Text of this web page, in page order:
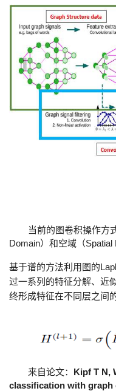
当前的图卷积操作方
Domain）和空域（Spatial
基于谱的方法利用图的
过一系列的特征分解、近
终形成特征在不同层之间
来自论文： Kipf T N,
classification with